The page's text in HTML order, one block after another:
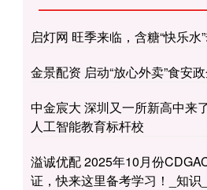
启灯网 旺季来临，含糖“快乐水
金景配资 启动“放心外卖”食安
中金宸大 深圳又一所新高中来
人工智能教育标杆校
溢诚优配 2025年10月份
证，快来这里备考学习！_知识